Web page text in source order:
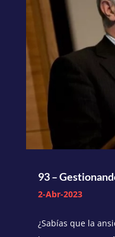
93 –
2-Abr-2023
¿Sabías que la